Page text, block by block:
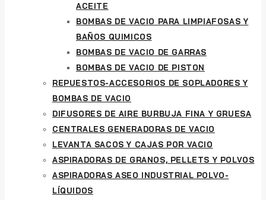
ACEITE
BOMBAS DE VACIO PARA LIMPIAFOSAS Y
BAÑOS QUIMICOS
BOMBAS DE VACIO DE GARRAS
BOMBAS DE VACIO DE PISTON
REPUESTOS-ACCESORIOS DE SOPLADORES Y
BOMBAS DE VACIO
DIFUSORES DE AIRE BURBUJA FINA Y GRUESA
CENTRALES GENERADORAS DE VACIO
LEVANTA SACOS Y CAJAS POR VACIO
ASPIRADORAS DE GRANOS, PELLETS Y POLVOS
ASPIRADORAS ASEO INDUSTRIAL POLVO-
LÍQUIDOS